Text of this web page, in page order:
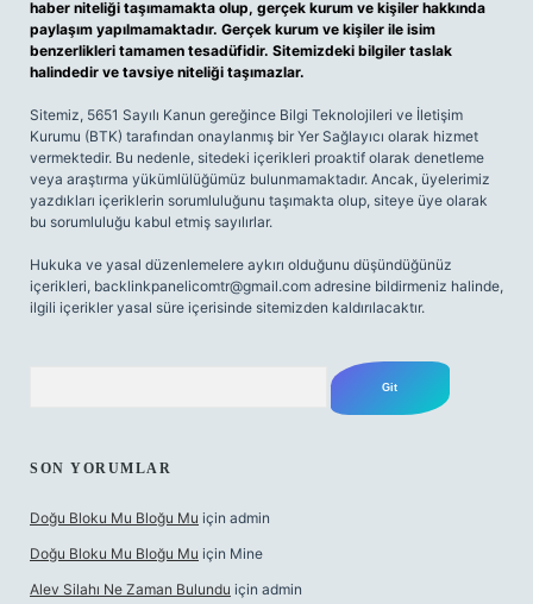
haber niteliği taşımamakta olup, gerçek kurum ve kişiler hakkında
paylaşım yapılmamaktadır. Gerçek kurum ve kişiler ile isim
benzerlikleri tamamen tesadüfidir. Sitemizdeki bilgiler taslak
halindedir ve tavsiye niteliği taşımazlar.
Sitemiz, 5651 Sayılı Kanun gereğince Bilgi Teknolojileri ve İletişim
Kurumu (BTK) tarafından onaylanmış bir Yer Sağlayıcı olarak hizmet
vermektedir. Bu nedenle, sitedeki içerikleri proaktif olarak denetleme
veya araştırma yükümlülüğümüz bulunmamaktadır. Ancak, üyelerimiz
yazdıkları içeriklerin sorumluluğunu taşımakta olup, siteye üye olarak
bu sorumluluğu kabul etmiş sayılırlar.
Hukuka ve yasal düzenlemelere aykırı olduğunu düşündüğünüz
içerikleri, backlinkpanelicomtr@gmail.com adresine bildirmeniz halinde,
ilgili içerikler yasal süre içerisinde sitemizden kaldırılacaktır.
SON YORUMLAR
Doğu Bloku Mu Bloğu Mu için admin
Doğu Bloku Mu Bloğu Mu için Mine
Alev Silahı Ne Zaman Bulundu için admin